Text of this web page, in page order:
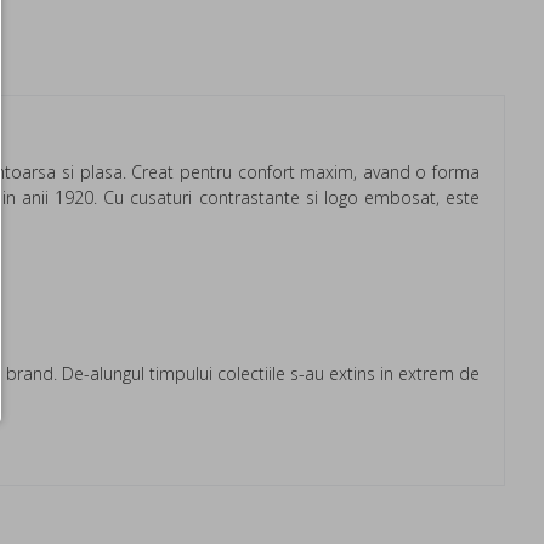
si plasa. Creat pentru confort maxim, avand o forma
anii 1920. Cu cusaturi contrastante si logo embosat, este
De-alungul timpului colectiile s-au extins in extrem de